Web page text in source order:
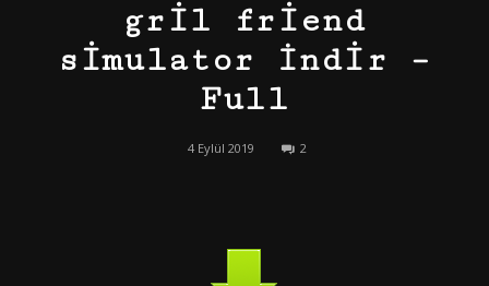
gril friend
simulator İndir –
Full
4 Eylül 2019 2